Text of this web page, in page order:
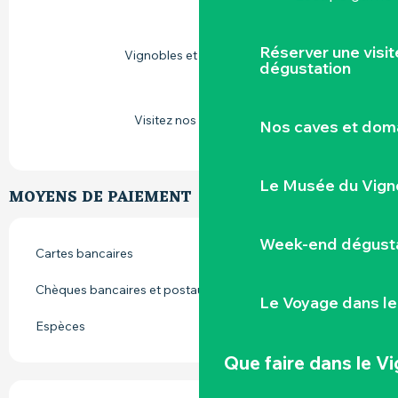
Réserver une
dégustation
Nos caves et
Le Musée du
Week-end
Le Voyage dans
Que faire dans le
Vignobles et découvertes
Visitez nos entreprises
MOYENS DE PAIEMENT
Cartes bancaires
Chèques bancaires et postaux
Espèces